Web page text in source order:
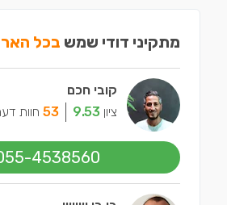
מתקיני דודי שמש בכל
קובי חכם
ציון 9.53
53 חוות
4538560